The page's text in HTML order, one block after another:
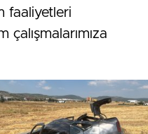
faaliyetleri